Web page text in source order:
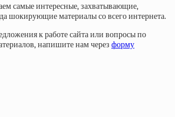
самые интересные, захватывающие,
шокирующие материалы со всего интернета.
к работе сайта или вопросы по
напишите нам через форму